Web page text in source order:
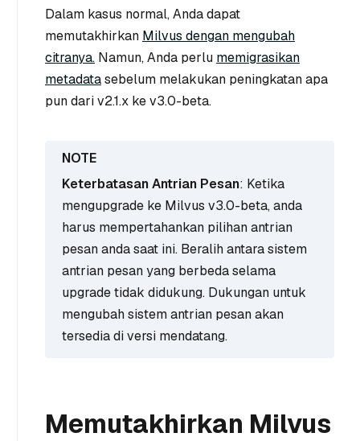
Dalam kasus normal, Anda dapat
memutakhirkan Milvus dengan mengubah
citranya. Namun, Anda perlu memigrasikan
metadatasebelum melakukan peningkatan apa
pun dari v2.1.x ke v3.0-beta.
Keterbatasan Antrian Pesan: Ketika
mengupgrade ke Milvus v3.0-beta, anda
harus mempertahankan pilihan antrian
pesan anda saat ini. Beralih antara sistem
antrian pesan yang berbeda selama
upgrade tidak didukung. Dukungan untuk
mengubah sistem antrian pesan akan
tersedia di versi mendatang.
Memutakhirkan Milvus